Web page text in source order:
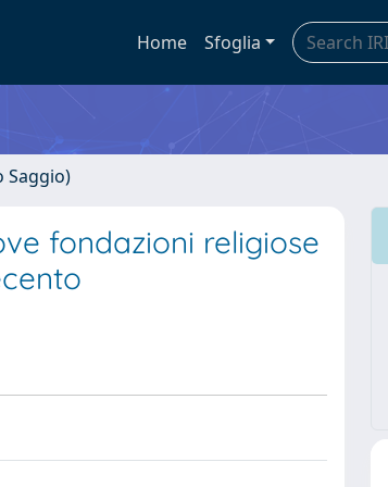
Home Sfoglia
Saggio)
fondazioni religiose